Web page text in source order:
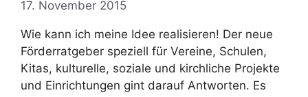
17. November 2015
Wie kann ich meine Idee realisieren! Der neue
Förderratgeber speziell für Vereine, Schulen,
Kitas, kulturelle, soziale und kirchliche Projekte
und Einrichtungen gint darauf Antworten. Es